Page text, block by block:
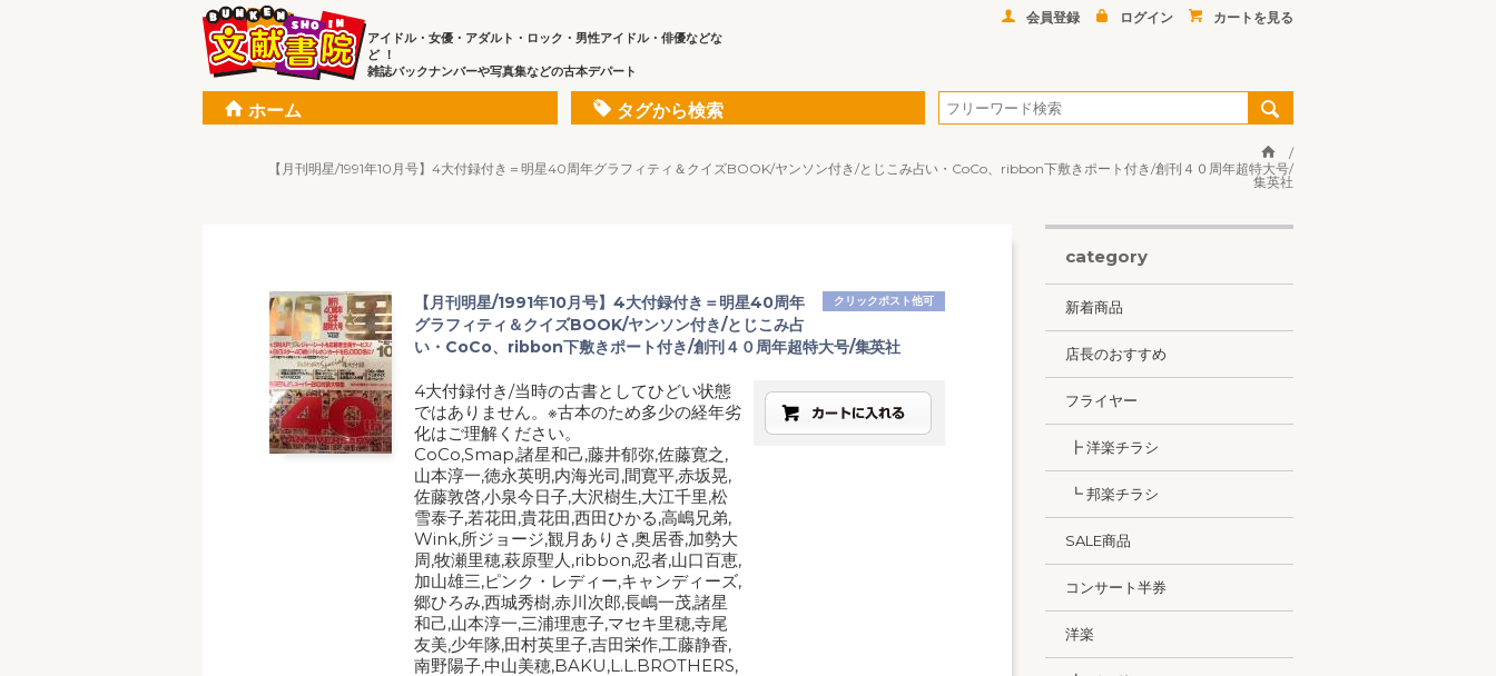
アイドル・女優・アダルト・ロック・男性アイドル・俳優などな
ど ！
雑誌バックナンバーや写真集などの古本デパート
会員登録 ログイン カートを見る
ホーム タグから検索
【月刊明星/1991年10月号】4大付録付き＝明星40周年グラフィティ＆クイズBOOK/ヤンソン付き/とじこみ占い・CoCo、ribbon下敷きポート付き/創刊４０周年超特大号/
集英社
クリックポスト他可
【月刊明星/1991年10月号】4大付録付き＝明星40周年
グラフィティ＆クイズBOOK/ヤンソン付き/とじこみ占
い・CoCo、ribbon下敷きポート付き/創刊４０周年超特大号/集英社
4大付録付き/当時の古書としてひどい状態
ではありません。※古本のため多少の経年劣
化はご理解ください。
CoCo,Smap,諸星和己,藤井郁弥,佐藤寛之,
山本淳一,徳永英明,内海光司,間寛平,赤坂晃,
佐藤敦啓,小泉今日子,大沢樹生,大江千里,松
雪泰子,若花田,貴花田,西田ひかる,高嶋兄弟,
Wink,所ジョージ,観月ありさ,奥居香,加勢大
周,牧瀬里穂,萩原聖人,ribbon,忍者,山口百恵,
加山雄三,ピンク・レディー,キャンディーズ,
郷ひろみ,西城秀樹,赤川次郎,長嶋一茂,諸星
和己,山本淳一,三浦理恵子,マセキ里穂,寺尾
友美,少年隊,田村英里子,吉田栄作,工藤静香,
南野陽子,中山美穂,BAKU,L.L.BROTHERS,
category
新着商品
店長のおすすめ
フライヤー
┣ 洋楽チラシ
┗ 邦楽チラシ
SALE商品
コンサート半券
洋楽